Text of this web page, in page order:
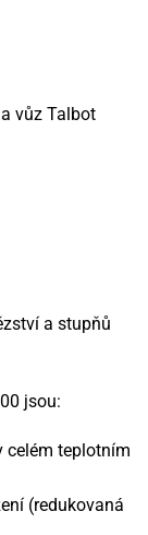
vůz Talbot
a stupňů
jsou:
celém teplotním
(redukovaná